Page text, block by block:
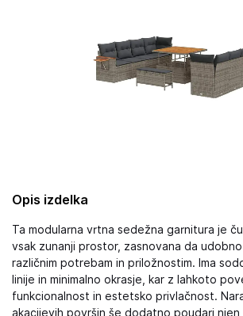
Opis izdelka
Ta modularna vrtna sedežna garnitura je
vsak zunanji prostor, zasnovana da
različnim potrebam in priložnostim. Ima
linije in minimalno okrasje, kar z lahkoto
funkcionalnost in estetsko privlačnost.
akacijevih površin še dodatno poudari njen